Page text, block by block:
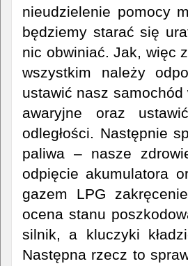
nieudzielenie pomocy
będziemy starać się
nic obwiniać. Jak, więc
wszystkim należy
ustawić nasz samochód
awaryjne oraz
odległości. Następnie
paliwa – nasze
odpięcie akumulatora
gazem LPG
ocena stanu
silnik, a kluczyki
Następna rzecz to